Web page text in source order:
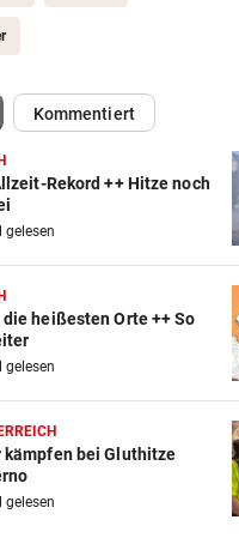
Kommentiert
Rekord ++ Hitze noch
gelesen
die heißesten Orte ++ So
gelesen
kämpfen bei Gluthitze
gelesen
Vergleich
Vergleich
Vergleich